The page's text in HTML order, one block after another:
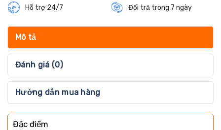
Hỗ trợ 24/7
Đổi trả trong 7 ngày
Mô tả
Đánh giá (0)
Hướng dẫn mua hàng
Đặc điểm